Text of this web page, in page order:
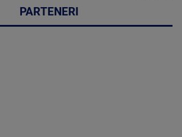
PARTENERI